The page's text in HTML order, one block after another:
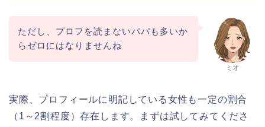
ミオ
ただし、プロフを読まないパパも多いか
らゼロにはなりませんね
実際、プロフィールに明記している女性も一定の割合
（1～2割程度）存在します。まずは試してみてくださ